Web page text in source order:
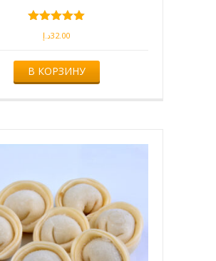
Оценка
5.00
32.00د.إ
В КОРЗИНУ